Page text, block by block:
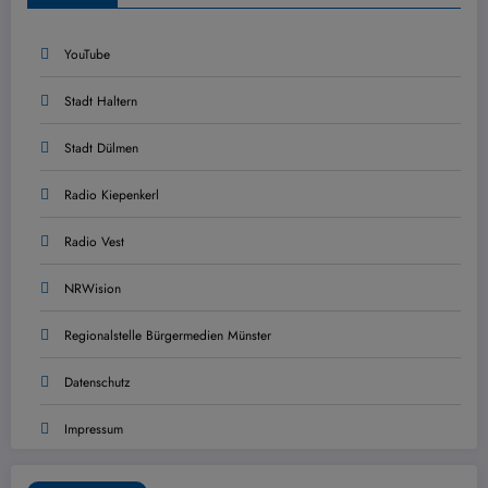
YouTube
Stadt Haltern
Stadt Dülmen
Radio Kiepenkerl
Radio Vest
NRWision
Regionalstelle Bürgermedien Münster
Datenschutz
Impressum